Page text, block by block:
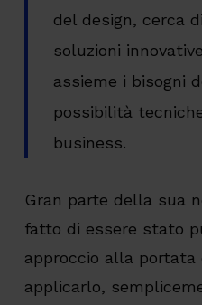
del design, cerca
soluzioni
assieme i bisogni
possibilità
business.
Gran parte della sua
fatto di essere stato
approccio alla
applicarlo,